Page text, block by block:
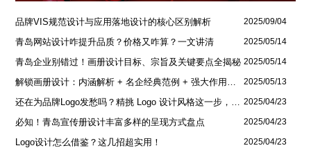
品牌VIS规范设计与应用落地设计的核心区别解析 2025/09/04
青岛网站设计咋提升品质？价格又咋算？一文讲清 2025/05/14
青岛企业别错过！画册设计目标、宗旨及关键要点全揭秘 2025/05/14
2025/05/13
2025/04/23
必知！青岛宣传册设计丰富多样的呈现方式盘点 2025/04/23
Logo设计怎么借鉴？这几招超实用！ 2025/04/23